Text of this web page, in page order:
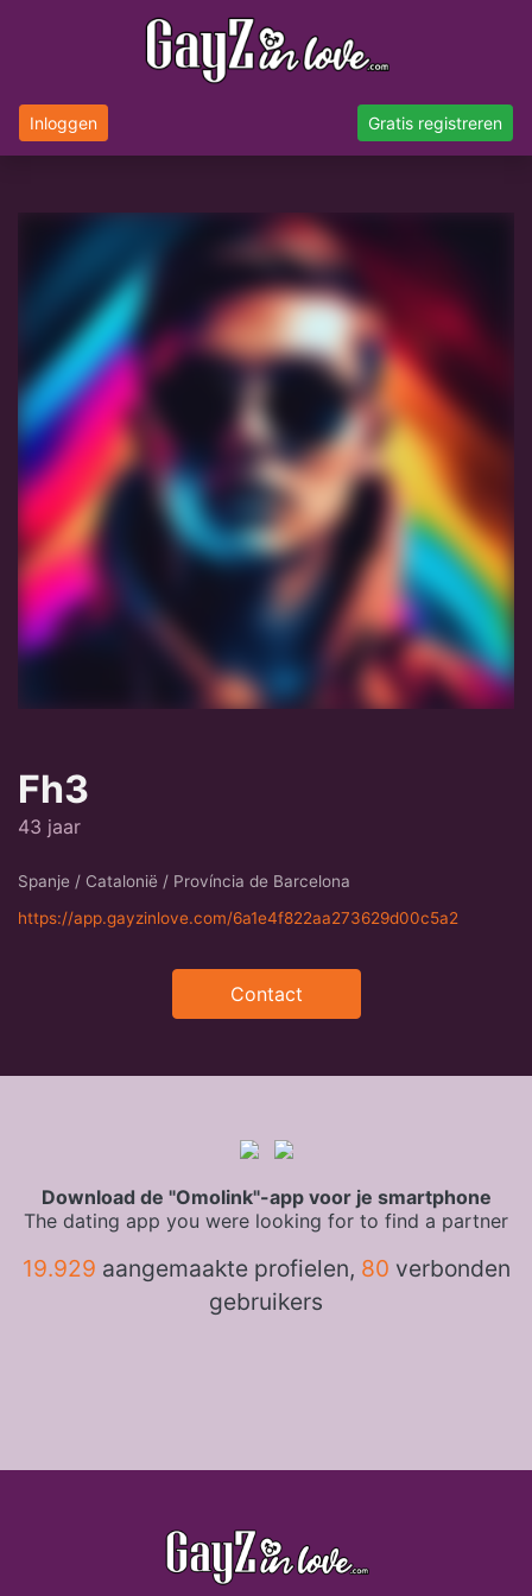
Inloggen Gratis registreren
Fh3
43 jaar
Spanje / Catalonië / Província de Barcelona
https://app.gayzinlove.com/6a1e4f822aa273629d00c5a2
Contact
Download de "Omolink"-app voor je smartphone
The dating app you were looking for to find a partner
19.929 aangemaakte profielen, 80 verbonden
gebruikers